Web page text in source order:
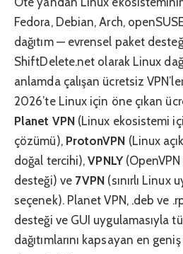
Fedora, Debian, Arch,
dağıtım — evrensel paket
ShiftDelete.net olarak Linux
anlamda çalışan ücretsiz
2026’te Linux için öne çıkan
Planet VPN(Linux ekosistemi
çözümü), ProtonVPN (Linux
doğal tercihi),VPNLY
desteği) ve 7VPN (sınırlı Linux
seçenek). Planet VPN, .deb ve
desteği ve GUI uygulamasıyla
dağıtımlarını kapsayan en